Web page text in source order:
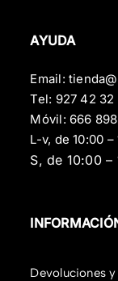
AYUDA
Email:
Tel: 927 42 32
Móvil: 666
L-v, de 10:00
S, de 10:00 –
Devoluciones